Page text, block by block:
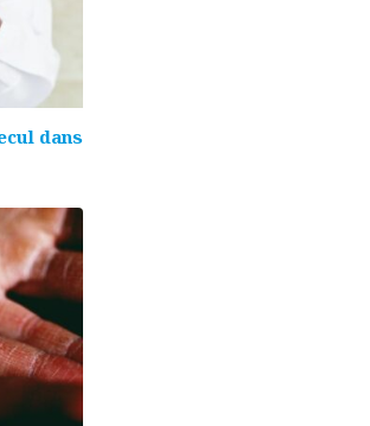
dans